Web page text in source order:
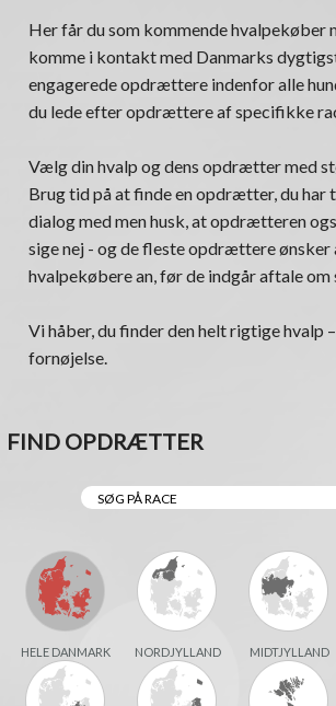
Her får du som kommende hvalpekøber
komme i kontakt med Danmarks
engagerede opdrættere indenfor alle
du lede efter opdrættere af specifikke
Vælg din hvalp og dens opdrætter med
Brug tid på at finde en opdrætter, du har
dialog med men husk, at opdrætteren
sige nej - og de fleste opdrættere ønsker
hvalpekøbere an, før de indgår aftale om
Vi håber, du finder den helt rigtige hvalp
fornøjelse.
FIND OPDRÆTTER
HELE DANMARK NORDJYLLAND MIDTJYLLAND